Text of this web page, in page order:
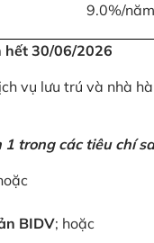
9.0%/năm
hết 30/06/2026
vụ lưu trú và nhà
trong các tiêu chí
BIDV; hoặc